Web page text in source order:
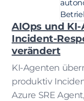
AIOps und
Incident-
verändert
KI-Agenten
produktiv
Azure SRE